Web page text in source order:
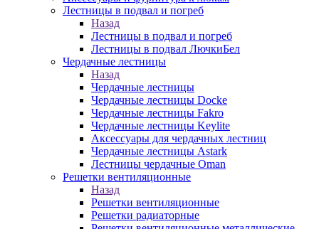
Лестницы в подвал и погреб
Назад
Лестницы в подвал и погреб
Лестницы в подвал ЛючкиБел
Чердачные лестницы
Назад
Чердачные лестницы
Чердачные лестницы Docke
Чердачные лестницы Fakro
Чердачные лестницы Keylite
Аксессуары для чердачных лестниц
Чердачные лестницы Astark
Лестницы чердачные Oman
Решетки вентиляционные
Назад
Решетки вентиляционные
Решетки радиаторные